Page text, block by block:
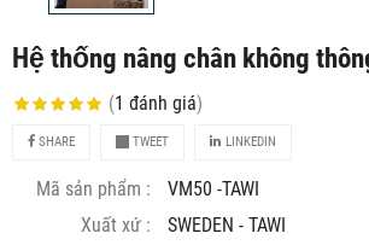
Hệ thống nâng chân không
(1 đánh giá)
SHARE TWEET LINKEDIN
Mã sản phẩm :
VM50 -TAWI
Xuất xứ :
SWEDEN - TAWI